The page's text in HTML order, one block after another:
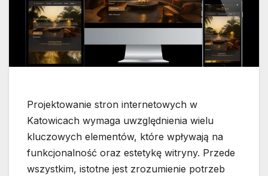
Projektowanie stron internetowych w
Katowicach wymaga uwzględnienia wielu
kluczowych elementów, które wpływają na
funkcjonalność oraz estetykę witryny. Przede
wszystkim, istotne jest zrozumienie potrzeb